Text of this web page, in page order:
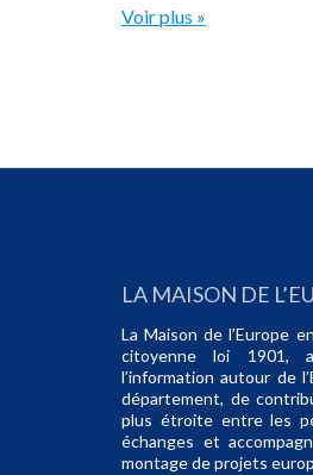
Voir plus »
LA MAISON DE
La Maison de l’Europe
citoyenne loi 1901,
l’information autour de
département, de
plus étroite entre les
échanges et
montage de projets